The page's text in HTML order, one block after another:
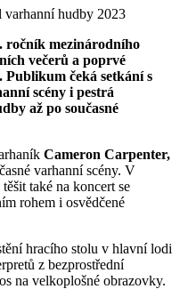
ročník mezinárodního
večerů a poprvé
Publikum čeká setkání s
scény i pestrá
až po současné
Cameron Carpenter,
varhanní scény. V
také na koncert se
rohem i osvědčené
hracího stolu v hlavní lodi
z bezprostřední
na velkoplošné obrazovky.